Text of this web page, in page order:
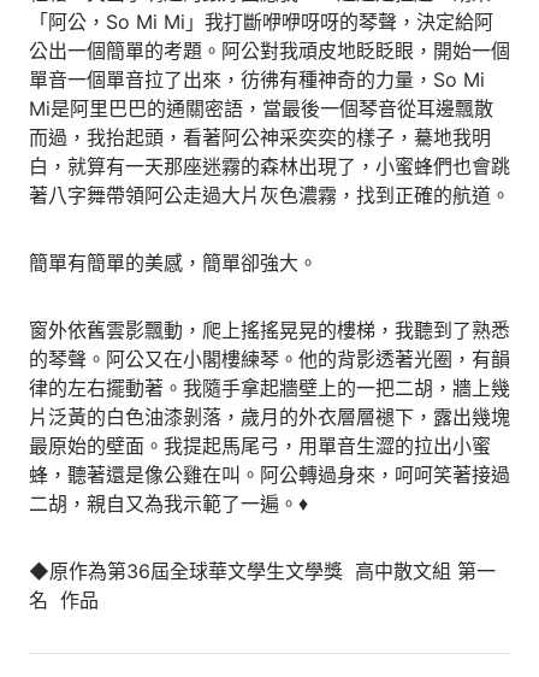
「阿公，So Mi Mi」我打斷咿咿呀呀的琴聲，決定給阿
公出一個簡單的考題。阿公對我頑皮地眨眨眼，開始一個
單音一個單音拉了出來，彷彿有種神奇的力量，So Mi
Mi是阿里巴巴的通關密語，當最後一個琴音從耳邊飄散
而過，我抬起頭，看著阿公神采奕奕的樣子，驀地我明
白，就算有一天那座迷霧的森林出現了，小蜜蜂們也會跳
著八字舞帶領阿公走過大片灰色濃霧，找到正確的航道。
簡單有簡單的美感，簡單卻強大。
窗外依舊雲影飄動，爬上搖搖晃晃的樓梯，我聽到了熟悉
的琴聲。阿公又在小閣樓練琴。他的背影透著光圈，有韻
律的左右擺動著。我隨手拿起牆壁上的一把二胡，牆上幾
片泛黃的白色油漆剝落，歲月的外衣層層褪下，露出幾塊
最原始的壁面。我提起馬尾弓，用單音生澀的拉出小蜜
蜂，聽著還是像公雞在叫。阿公轉過身來，呵呵笑著接過
二胡，親自又為我示範了一遍。♦
◆原作為第36屆全球華文學生文學獎 高中散文組 第一
名 作品